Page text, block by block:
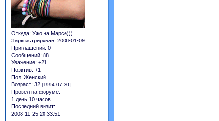
Откуда: Ужо на Марсе)))
Зарегистрирован: 2008-01-09
Приглашений: 0
Сообщений: 88
Уважение: +21
Позитив: +1
Пол: Женский
Возраст: 32 [1994-07-30]
Провел на форуме:
1 день 10 часов
Последний визит:
2008-11-25 20:33:51